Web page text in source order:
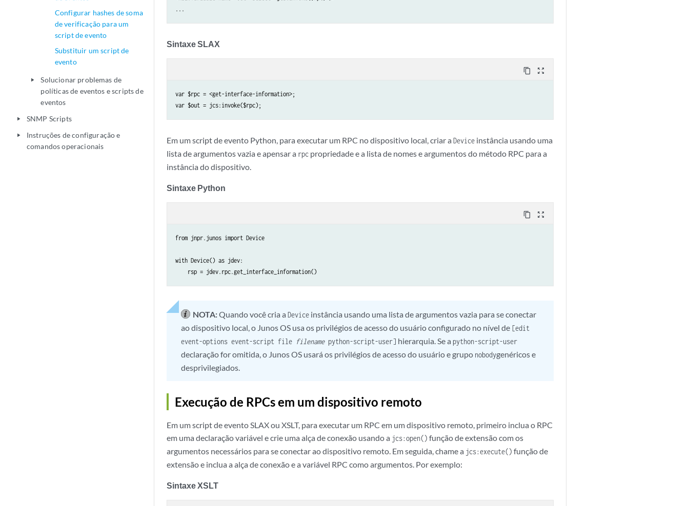
Configurar hashes de soma
de verificação para um
script de evento
Substituir um script de
evento
play_arrow
Solucionar problemas de
políticas de eventos e scripts de
eventos
play_arrow SNMP Scripts
play_arrow
Instruções de configuração e
comandos operacionais
...
Sintaxe SLAX
content_copy zoom_out_map
var $rpc = <get-interface-information>;
var $out = jcs:invoke($rpc);
Em um script de evento Python, para executar um RPC no dispositivo local, criar a Device instância usando uma
lista de argumentos vazia e apensar a rpc propriedade e a lista de nomes e argumentos do método RPC para a
instância do dispositivo.
Sintaxe Python
content_copy zoom_out_map
from jnpr.junos import Device
with Device() as jdev:
NOTA:Quando você cria a Device instância usando uma lista de argumentos vazia para se conectar
ao dispositivo local, o Junos OS usa os privilégios de acesso do usuário configurado no nível de [edit
event-options event-script file filenamepython-script-user] hierarquia. Se a python-script-user
declaração for omitida, o Junos OS usará os privilégios de acesso do usuário e grupo nobodygenéricos e
desprivilegiados.
Execução de RPCs em um dispositivo remoto
Em um script de evento SLAX ou XSLT, para executar um RPC em um dispositivo remoto, primeiro inclua o RPC
em uma declaração variável e crie uma alça de conexão usando a jcs:open() função de extensão com os
argumentos necessários para se conectar ao dispositivo remoto. Em seguida, chame a jcs:execute() função de
extensão e inclua a alça de conexão e a variável RPC como argumentos. Por exemplo:
Sintaxe XSLT